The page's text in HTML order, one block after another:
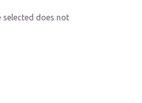
selected does not